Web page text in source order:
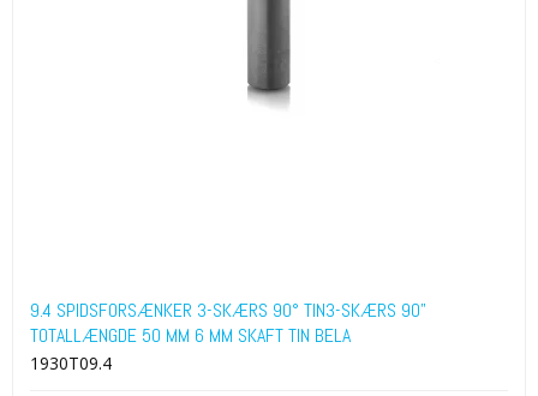
9.4 SPIDSFORSÆNKER 3-SKÆRS 90° TIN3-SKÆRS 90"
TOTALLÆNGDE 50 MM 6 MM SKAFT TIN BELA
1930T09.4